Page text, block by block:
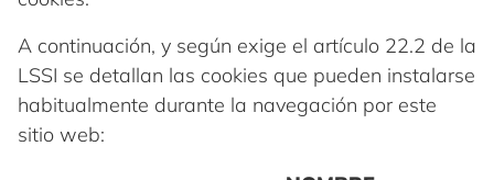
A continuación, y según exige el artículo 22.2 de la
LSSI se detallan las cookies que pueden instalarse
habitualmente durante la navegación por este
sitio web: